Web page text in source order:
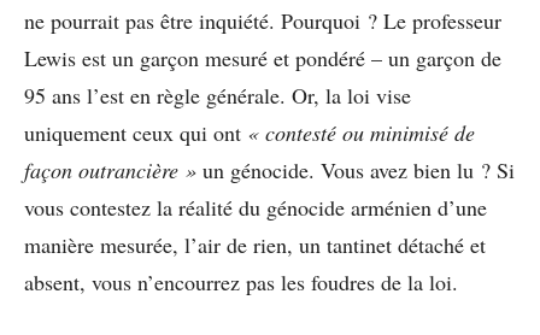
ne pourrait pas être inquiété. Pourquoi ? Le professeur
Lewis est un garçon mesuré et pondéré – un garçon de
95 ans l’est en règle générale. Or, la loi vise
uniquement ceux qui ont « contesté ou minimisé de
façon outrancière » un génocide. Vous avez bien lu ? Si
vous contestez la réalité du génocide arménien d’une
manière mesurée, l’air de rien, un tantinet détaché et
absent, vous n’encourrez pas les foudres de la loi.